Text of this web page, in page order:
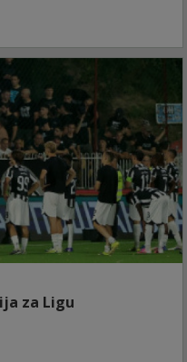
za Ligu